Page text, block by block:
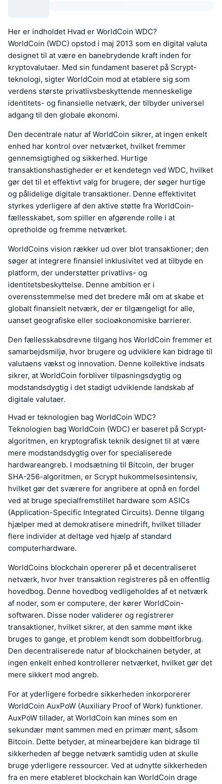
Her er indholdet Hvad er WorldCoin WDC?
WorldCoin (WDC) opstod i maj 2013 som en digital valuta
designet til at være en banebrydende kraft inden for
kryptovalutaer. Med sin fundament baseret på Scrypt-
teknologi, sigter WorldCoin mod at etablere sig som
verdens største privatlivsbeskyttende menneskelige
identitets- og finansielle netværk, der tilbyder universel
adgang til den globale økonomi.
Den decentrale natur af WorldCoin sikrer, at ingen enkelt
enhed har kontrol over netværket, hvilket fremmer
gennemsigtighed og sikkerhed. Hurtige
transaktionshastigheder er et kendetegn ved WDC, hvilket
gør det til et effektivt valg for brugere, der søger hurtige
og pålidelige digitale transaktioner. Denne effektivitet
styrkes yderligere af den aktive støtte fra WorldCoin-
fællesskabet, som spiller en afgørende rolle i at
opretholde og fremme netværket.
WorldCoins vision rækker ud over blot transaktioner; den
søger at integrere finansiel inklusivitet ved at tilbyde en
platform, der understøtter privatlivs- og
identitetsbeskyttelse. Denne ambition er i
overensstemmelse med det bredere mål om at skabe et
globalt finansielt netværk, der er tilgængeligt for alle,
uanset geografiske eller socioøkonomiske barrierer.
Den fællesskabsdrevne tilgang hos WorldCoin fremmer et
samarbejdsmiljø, hvor brugere og udviklere kan bidrage til
valutaens vækst og innovation. Denne kollektive indsats
sikrer, at WorldCoin forbliver tilpasningsdygtig og
modstandsdygtig i det stadigt udviklende landskab af
digitale valutaer.
Hvad er teknologien bag WorldCoin WDC?
Teknologien bag WorldCoin (WDC) er baseret på Scrypt-
algoritmen, en kryptografisk teknik designet til at være
mere modstandsdygtig over for specialiserede
hardwareangreb. I modsætning til Bitcoin, der bruger
SHA-256-algoritmen, er Scrypt hukommelsesintensiv,
hvilket gør det sværere for angribere at opnå en fordel
ved at bruge specialfremstillet hardware som ASICs
(Application-Specific Integrated Circuits). Denne tilgang
hjælper med at demokratisere minedrift, hvilket tillader
flere individer at deltage ved hjælp af standard
computerhardware.
WorldCoins blockchain opererer på et decentraliseret
netværk, hvor hver transaktion registreres på en offentlig
hovedbog. Denne hovedbog vedligeholdes af et netværk
af noder, som er computere, der kører WorldCoin-
softwaren. Disse noder validerer og registrerer
transaktioner, hvilket sikrer, at den samme mønt ikke
bruges to gange, et problem kendt som dobbeltforbrug.
Den decentraliserede natur af blockchainen betyder, at
ingen enkelt enhed kontrollerer netværket, hvilket gør det
mere sikkert mod angreb.
For at yderligere forbedre sikkerheden inkorporerer
WorldCoin AuxPoW (Auxiliary Proof of Work) funktioner.
AuxPoW tillader, at WorldCoin kan mines som en
sekundær mønt sammen med en primær mønt, såsom
Bitcoin. Dette betyder, at minearbejdere kan bidrage til
sikkerheden af begge netværk samtidig uden at skulle
bruge yderligere ressourcer. Ved at udnytte sikkerheden
fra en mere etableret blockchain kan WorldCoin drage